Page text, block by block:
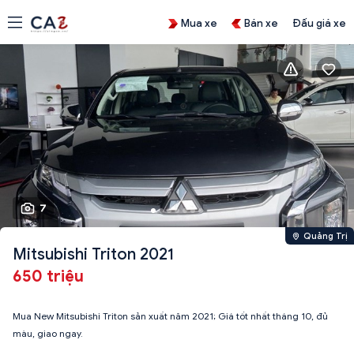
Mua xe Bán xe Đấu giá xe
7
Quảng Trị
Mitsubishi Triton 2021
650 triệu
Mua New Mitsubishi Triton sản xuất năm 2021; Giá tốt nhất tháng 10, đủ
màu, giao ngay.